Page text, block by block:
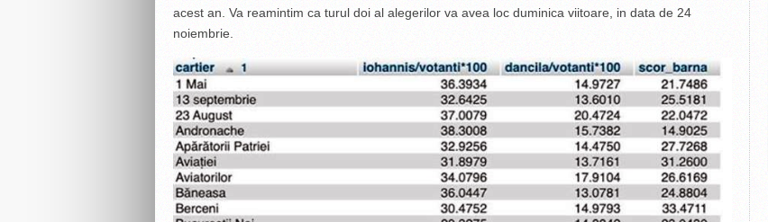
acest an. Va reamintim ca turul doi al alegerilor va avea loc duminica viitoare, in data de 24
noiembrie.